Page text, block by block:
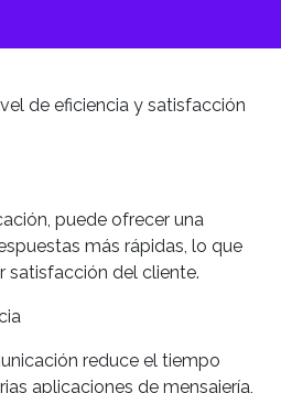
de eficiencia y satisfacción
puede ofrecer una
más rápidas, lo que
satisfacción del cliente.
reduce el tiempo
aplicaciones de mensajería,